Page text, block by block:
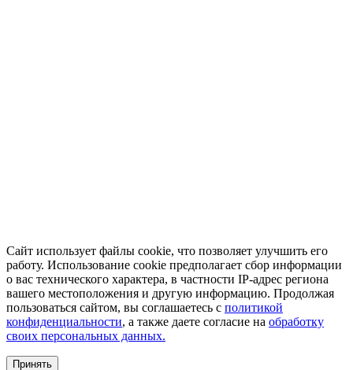
Сайт использует файлы cookie, что позволяет улучшить его
работу. Использование cookie предполагает сбор информации
о вас технического характера, в частности IP-адрес региона
вашего местоположения и другую информацию. Продолжая
пользоваться сайтом, вы соглашаетесь с политикой
конфиденциальности, а также даете согласие на обработку
своих персональных данных.
Принять